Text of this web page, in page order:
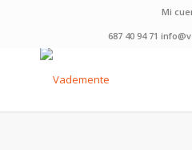
Mi
687 40 94 71